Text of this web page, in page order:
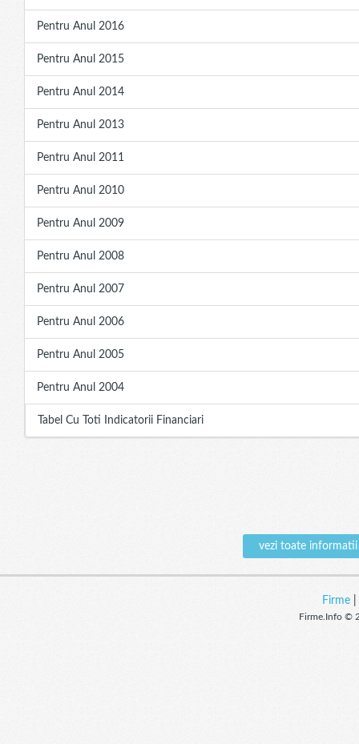
Pentru Anul 2016
Pentru Anul 2015
Pentru Anul 2014
Pentru Anul 2013
Pentru Anul 2011
Pentru Anul 2010
Pentru Anul 2009
Pentru Anul 2008
Pentru Anul 2007
Pentru Anul 2006
Pentru Anul 2005
Pentru Anul 2004
Tabel Cu Toti Indicatorii Financiari
vezi toate informatii
Firme|
Firme.Info ©